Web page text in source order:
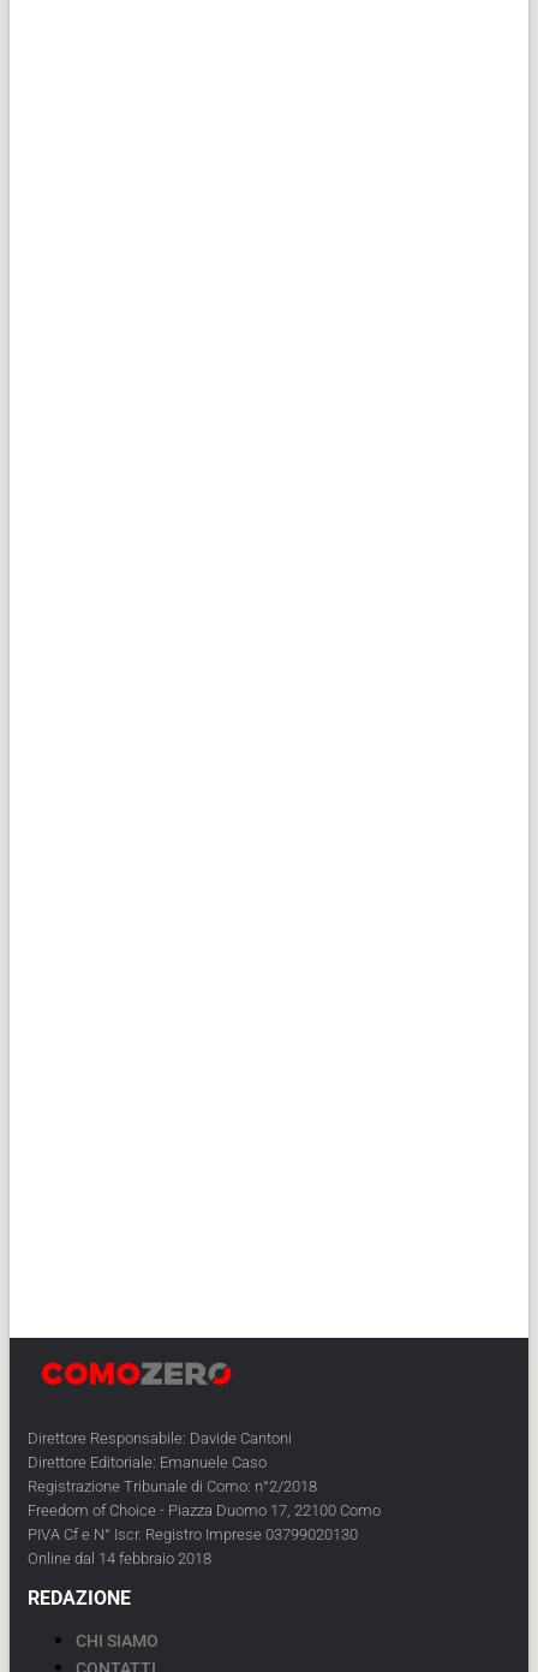
Direttore Responsabile: Davide Cantoni
Direttore Editoriale: Emanuele Caso
Registrazione Tribunale di Como: n°2/2018
Freedom of Choice - Piazza Duomo 17, 22100 Como
PIVA Cf e N° Iscr. Registro Imprese 03799020130
Online dal 14 febbraio 2018
REDAZIONE
CHI SIAMO